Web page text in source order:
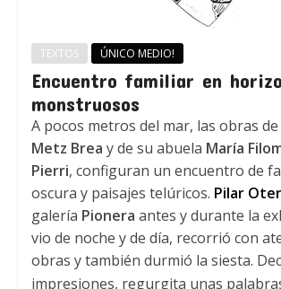
TEXTOS ÚNICO MEDIO!
Encuentro familiar en
monstruosos
A pocos metros del mar, las obras de
Metz Brea y de su abuela María
Pierri, configuran un encuentro de
oscura y paisajes telúricos. Pilar
galería Pionera antes y durante la
vio de noche y de día, recorrió con
obras y también durmió la siesta.
impresiones, regurgita unas